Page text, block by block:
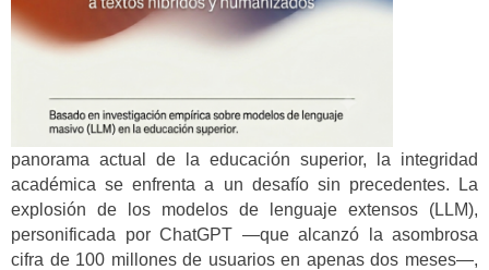
panorama actual de la educación superior, la integridad
académica se enfrenta a un desafío sin precedentes. La
explosión de los modelos de lenguaje extensos (LLM),
personificada por ChatGPT —que alcanzó la asombrosa
cifra de 100 millones de usuarios en apenas dos meses—,